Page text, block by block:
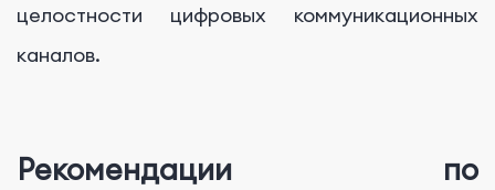
целостности цифровых коммуникационных
каналов.
Рекомендации по